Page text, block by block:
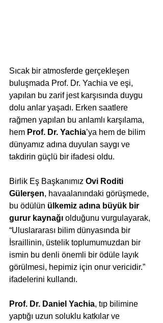
Sıcak bir atmosferde gerçekleşen
buluşmada Prof. Dr. Yachia ve eşi,
yapılan bu zarif jest karşısında duygu
dolu anlar yaşadı. Erken saatlere
rağmen yapılan bu anlamlı karşılama,
hem Prof. Dr. Yachia’ya hem de bilim
dünyamız adına duyulan saygı ve
takdirin güçlü bir ifadesi oldu.
Birlik Eş Başkanımız Ovi Roditi
Gülerşen, havaalanındaki görüşmede,
bu ödülün ülkemiz adına büyük bir
gurur kaynağı olduğunu vurgulayarak,
“Uluslararası bilim dünyasında bir
İsraillinin, üstelik toplumumuzdan bir
ismin bu denli önemli bir ödüle layık
görülmesi, hepimiz için onur vericidir.”
ifadelerini kullandı.
Prof. Dr. Daniel Yachia, tıp bilimine
yaptığı uzun soluklu katkılar ve